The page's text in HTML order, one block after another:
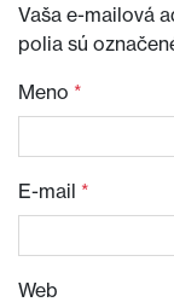
Vaša e-mailová
polia sú
Meno *
E-mail *
Web